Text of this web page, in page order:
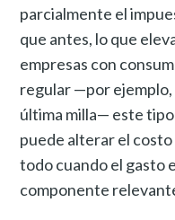
parcialmente el
que antes, lo que
empresas con
regular —por ejemplo,
última milla— este
puede alterar el
todo cuando el gasto
componente